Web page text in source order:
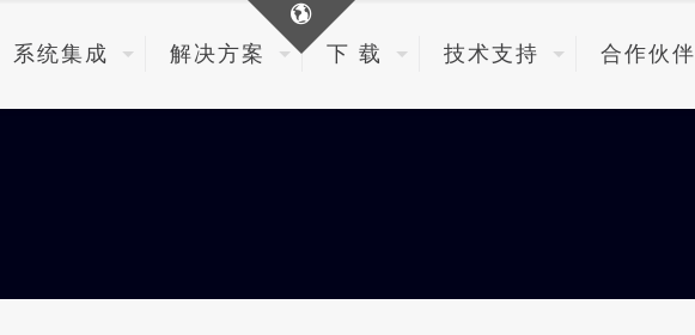
系统集成 解决方案 下 载 技术支持 合作伙伴